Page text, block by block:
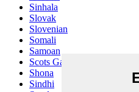
Sinhala
Slovak
Slovenian
Somali
Samoan
Scots Gaelic
Shona
Sindhi